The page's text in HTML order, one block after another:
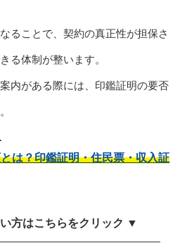
ることで、契約の真正性が担保さ
る体制が整います。
内がある際には、印鑑証明の要否
は？印鑑証明・住民票・収入証
方はこちらをクリック ▼